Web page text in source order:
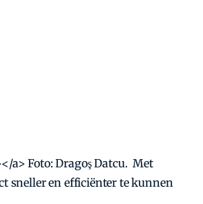
a> Foto: Dragoş Datcu. Met
sneller en efficiënter te kunnen